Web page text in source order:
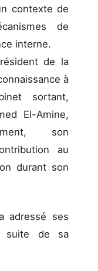
contexte de
de
interne.
de la
à
sortant,
El-Amine,
son
au
durant son
adressé ses
suite de sa